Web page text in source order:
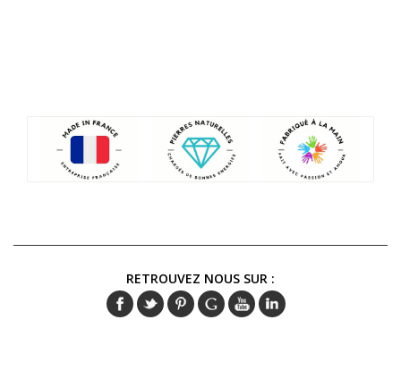
RETROUVEZ NOUS SUR :